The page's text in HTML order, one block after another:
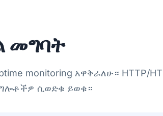
መግባት
monitoring አዋቅራለሁ። HTTP/
ሲወድቁ ይወቁ።